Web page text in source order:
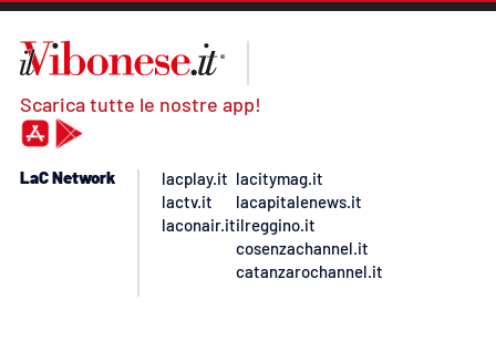
Scarica tutte le nostre app!
LaC Network
lacplay.it
lactv.it
laconair.it
lacitymag.it
lacapitalenews.it
ilreggino.it
cosenzachannel.it
catanzarochannel.it